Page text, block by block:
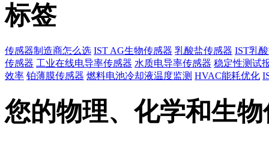
标签
传感器制造商怎么选 IST AG生物传感器 乳酸盐传感器 IST乳
传感器 工业在线电导率传感器 水质电导率传感器 稳定性测试
效率 铂薄膜传感器 燃料电池冷却液温度监测 HVAC能耗优化
您的物理、化学和生